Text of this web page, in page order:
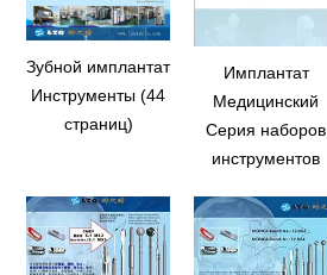
Зубной имплантат
Инструменты (44
страниц)
Имплантат
Медицинский
Серия наборов
инструментов